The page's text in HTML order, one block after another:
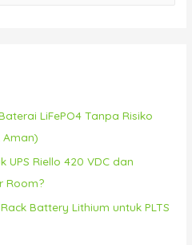
LiFePO4 Tanpa Risiko
Aman)
UPS Riello 420 VDC dan
Room?
Battery Lithium untuk PLTS